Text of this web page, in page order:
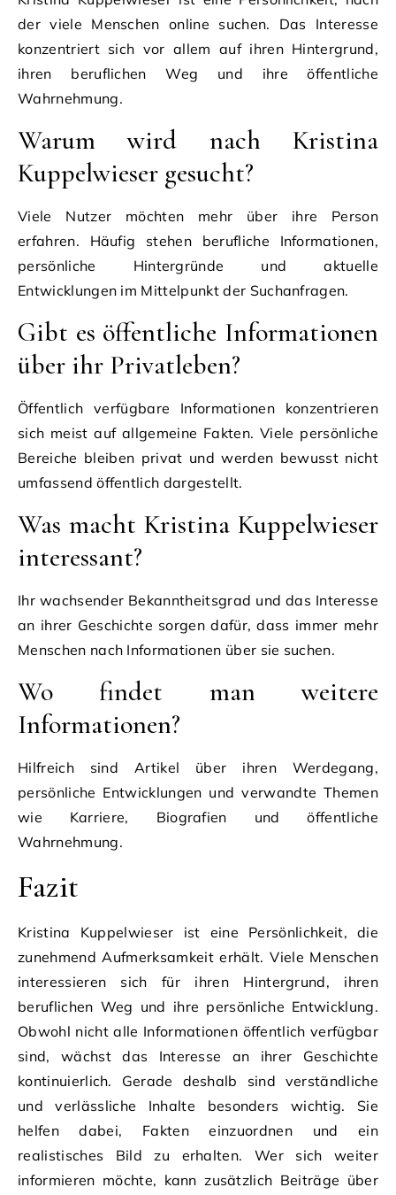
der viele Menschen online suchen. Das Interesse
konzentriert sich vor allem auf ihren Hintergrund,
ihren beruflichen Weg und ihre öffentliche
Wahrnehmung.
Warum wird nach Kristina
Kuppelwieser gesucht?
Viele Nutzer möchten mehr über ihre Person
erfahren. Häufig stehen berufliche Informationen,
persönliche Hintergründe und aktuelle
Entwicklungen im Mittelpunkt der Suchanfragen.
Gibt es öffentliche Informationen
über ihr Privatleben?
Öffentlich verfügbare Informationen konzentrieren
sich meist auf allgemeine Fakten. Viele persönliche
Bereiche bleiben privat und werden bewusst nicht
umfassend öffentlich dargestellt.
Was macht Kristina Kuppelwieser
interessant?
Ihr wachsender Bekanntheitsgrad und das Interesse
an ihrer Geschichte sorgen dafür, dass immer mehr
Menschen nach Informationen über sie suchen.
Wo findet man weitere
Informationen?
Hilfreich sind Artikel über ihren Werdegang,
persönliche Entwicklungen und verwandte Themen
wie Karriere, Biografien und öffentliche
Wahrnehmung.
Fazit
Kristina Kuppelwieser ist eine Persönlichkeit, die
zunehmend Aufmerksamkeit erhält. Viele Menschen
interessieren sich für ihren Hintergrund, ihren
beruflichen Weg und ihre persönliche Entwicklung.
Obwohl nicht alle Informationen öffentlich verfügbar
sind, wächst das Interesse an ihrer Geschichte
kontinuierlich. Gerade deshalb sind verständliche
und verlässliche Inhalte besonders wichtig. Sie
helfen dabei, Fakten einzuordnen und ein
realistisches Bild zu erhalten. Wer sich weiter
informieren möchte, kann zusätzlich Beiträge über